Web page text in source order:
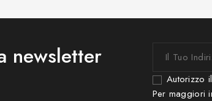
newsletter
Autorizzo
Per maggiori